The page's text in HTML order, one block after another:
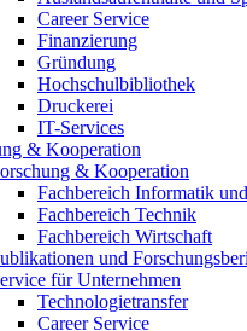
Career Service
Finanzierung
Gründung
Hochschulbibliothek
Druckerei
IT-Services
& Kooperation
& Kooperation
Fachbereich Informatik
Fachbereich Technik
Fachbereich Wirtschaft
und
für Unternehmen
Technologietransfer
Career Service